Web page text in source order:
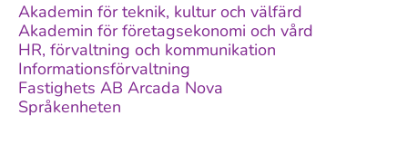
Akademin för teknik, kultur och välfärd
Akademin för företagsekonomi och vård
HR, förvaltning och kommunikation
Informationsförvaltning
Fastighets AB Arcada Nova
Språkenheten